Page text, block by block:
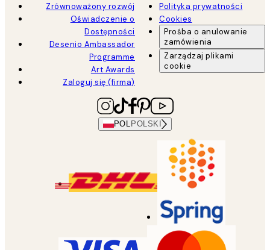
Zrównoważony rozwój
Oświadczenie o
Dostępności
Desenio Ambassador
Programme
Art Awards
Zaloguj się (firma)
Polityka prywatności
Cookies
Prośba o anulowanie
zamówienia
Zarządzaj plikami
cookie
POL POLSKI